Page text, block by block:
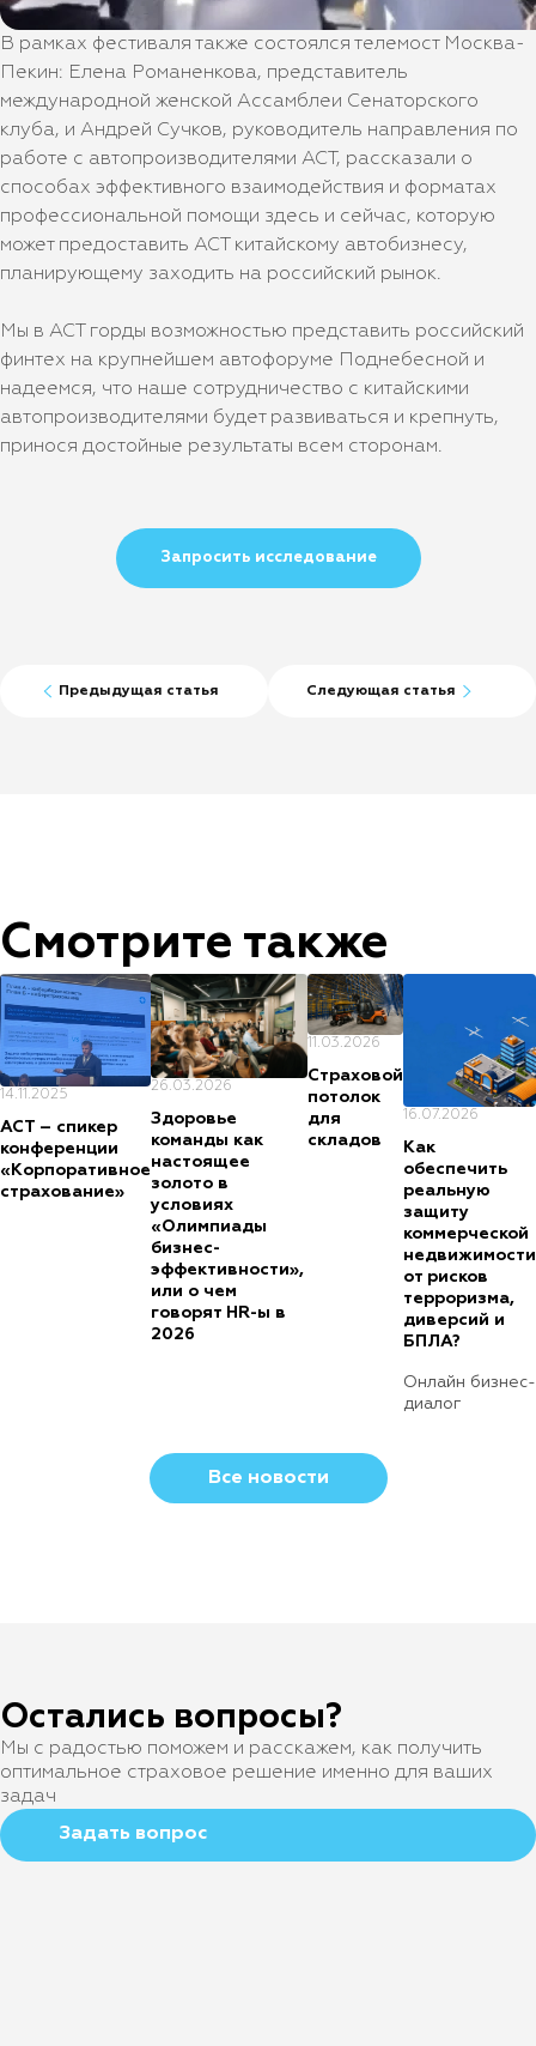
В рамках фестиваля также состоялся телемост Москва-
Пекин: Елена Романенкова, представитель
международной женской Ассамблеи Сенаторского
клуба, и Андрей Сучков, руководитель направления по
работе с автопроизводителями АСТ, рассказали о
способах эффективного взаимодействия и форматах
профессиональной помощи здесь и сейчас, которую
может предоставить АСТ китайскому автобизнесу,
планирующему заходить на российский рынок.
Мы в АСТ горды возможностью представить российский
финтех на крупнейшем автофоруме Поднебесной и
надеемся, что наше сотрудничество с китайскими
автопроизводителями будет развиваться и крепнуть,
принося достойные результаты всем сторонам.
Запросить исследование
Предыдущая статья Следующая статья
Смотрите также
14.11.2025
АСТ – спикер
конференции
«Корпоративное
страхование»
26.03.2026
Здоровье
команды как
настоящее
золото в
условиях
«Олимпиады
бизнес-
эффективности»,
или о чем
говорят HR-ы в
2026
11.03.2026
Страховой
потолок
для
складов
16.07.2026
Как
обеспечить
реальную
защиту
коммерческой
недвижимости
от рисков
терроризма,
диверсий и
БПЛА?
Онлайн бизнес-
диалог
Все новости
Остались вопросы?
Мы с радостью поможем и расскажем, как получить
оптимальное страховое решение именно для ваших
задач
Задать вопрос